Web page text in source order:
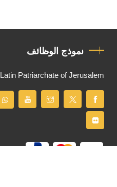
نموذج الوظائف
Latin Patriarchate of Jerusalem